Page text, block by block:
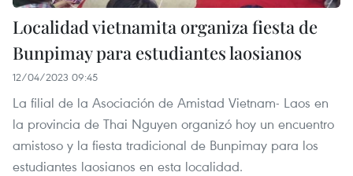
Localidad vietnamita organiza fiesta de
Bunpimay para estudiantes laosianos
12/04/2023 09:45
La filial de la Asociación de Amistad Vietnam- Laos en
la provincia de Thai Nguyen organizó hoy un encuentro
amistoso y la fiesta tradicional de Bunpimay para los
estudiantes laosianos en esta localidad.